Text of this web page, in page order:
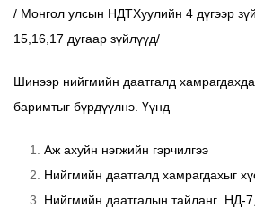
/ Монгол улсын НДТХуулийн 4 дүгээр
15,16,17 дугаар зүйлүүд/
Шинээр нийгмийн даатгалд
баримтыг бүрдүүлнэ. Үүнд
Аж ахуйн нэгжийн гэрчилгээ
Нийгмийн даатгалд хамрагдахыг
Нийгмийн даатгалын тайланг НД-